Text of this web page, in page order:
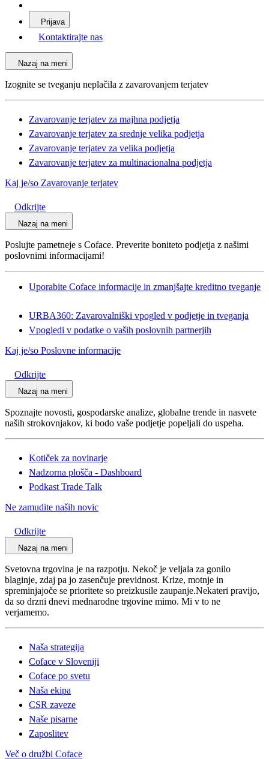
Prijava
Kontaktirajte nas
Nazaj na meni
Izognite se tveganju neplačila z zavarovanjem terjatev
Zavarovanje terjatev za majhna podjetja
Zavarovanje terjatev za srednje velika podjetja
Zavarovanje terjatev za velika podjetja
Zavarovanje terjatev za multinacionalna podjetja
Kaj je/so Zavarovanje terjatev
Odkrijte
Nazaj na meni
Poslujte pametneje s Coface. Preverite boniteto podjetja z našimi
poslovnimi informacijami!
Uporabite Coface informacije in zmanjšajte kreditno tveganje
URBA360: Zavarovalniški vpogled v podjetje in tveganja
Vpogledi v podatke o vaših poslovnih partnerjih
Kaj je/so Poslovne informacije
Odkrijte
Nazaj na meni
Spoznajte novosti, gospodarske analize, globalne trende in nasvete
naših strokovnjakov, ki bodo vaše podjetje popeljali do uspeha.
Kotiček za novinarje
Nadzorna plošča - Dashboard
Podkast Trade Talk
Ne zamudite naših novic
Odkrijte
Nazaj na meni
Svetovna trgovina je na razpotju. Nekoč je veljala za gonilo
blaginje, zdaj pa jo zasenčuje previdnost. Krize, motnje in
spreminjajoče se prioritete so preizkusile zaupanje.Nekateri pravijo,
da so drzni dnevi mednarodne trgovine mimo. Mi v to ne
verjamemo.
Naša strategija
Coface v Sloveniji
Coface po svetu
Naša ekipa
CSR zaveze
Naše pisarne
Zaposlitev
Več o družbi Coface